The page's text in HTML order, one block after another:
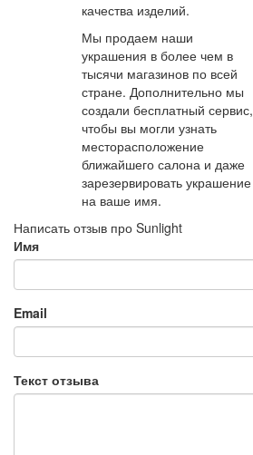
качества изделий.
Мы продаем наши
украшения в более чем в
тысячи магазинов по всей
стране. Дополнительно мы
создали бесплатный сервис,
чтобы вы могли узнать
месторасположение
ближайшего салона и даже
зарезервировать украшение
на ваше имя.
Написать отзыв про Sunlight
Имя
Email
Текст отзыва